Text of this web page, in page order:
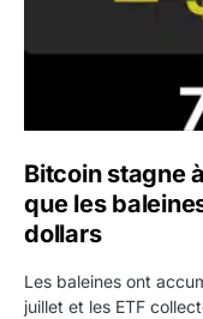
Bitcoin stagne
que les
dollars
Les baleines ont
juillet et les ETF